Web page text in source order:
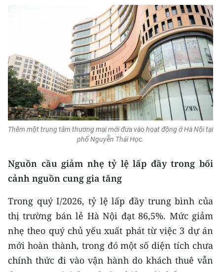
ENGLISH
中文
FRANÇAIS
РУССКИЙ
한국어
Thêm một trung tâm thương mại mới đưa vào hoạt động ở Hà Nội tại
phố Nguyễn Thái Học.
Nguồn cầu giảm nhẹ tỷ lệ lấp đầy trong bối
cảnh nguồn cung gia tăng
Trong quý I/2026, tỷ lệ lấp đầy trung bình của
thị trường bán lẻ Hà Nội đạt 86,5%. Mức giảm
nhẹ theo quý chủ yếu xuất phát từ việc 3 dự án
mới hoàn thành, trong đó một số diện tích chưa
chính thức đi vào vận hành do khách thuê vẫn